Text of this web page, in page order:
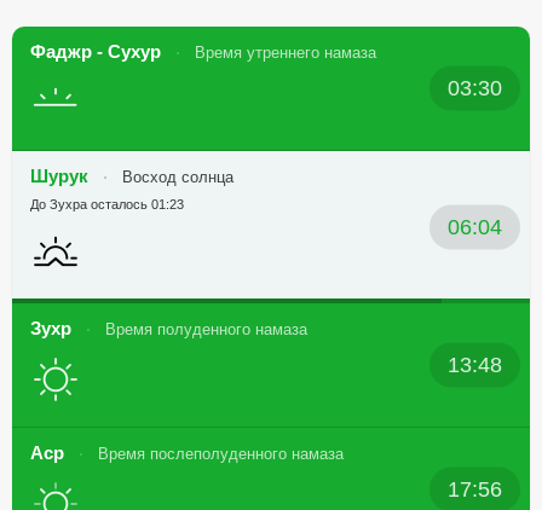
Фаджр - Сухур Время утреннего намаза
03:30
Шурук Восход солнца
06:04
До Зухра осталось 01:23
Зухр Время полуденного намаза
13:48
Аср Время послеполуденного намаза
17:56